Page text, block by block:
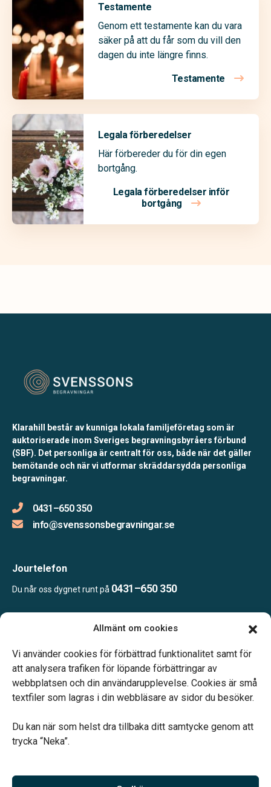
Allmänt om cookies
Vi använder cookies för förbättrad funktionalitet samt för
att analysera trafiken för löpande förbättringar av
webbplatsen och din användarupplevelse. Cookies är små
textfiler som lagras i din webbläsare av sidor du besöker.
Du kan när som helst dra tillbaka ditt samtycke genom att
trycka “Neka”.
Testamente
Genom ett testamente kan du vara
säker på att du får som du vill den
dagen du inte längre finns.
Testamente
Legala förberedelser
Här förbereder du för din egen
bortgång.
Legala förberedelser inför
bortgång
Klarahill består av kunniga lokala familjeföretag som är
auktoriserade inom Sveriges begravningsbyråers förbund
(SBF). Det personliga är centralt för oss, både när det gäller
bemötande och när vi utformar skräddarsydda personliga
begravningar.
0431–650 350
info@svenssonsbegravningar.se
Jourtelefon
Du når oss dygnet runt på 0431–650 350
Måndag-fredag 09.00–16.00.
Telefonjour dygnet runt.